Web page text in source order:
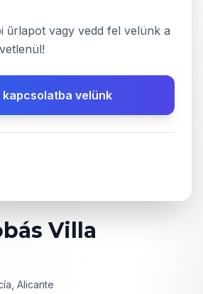
Villa
Alicante
űrlapot vagy vedd fel velünk a
kapcsolatba velünk